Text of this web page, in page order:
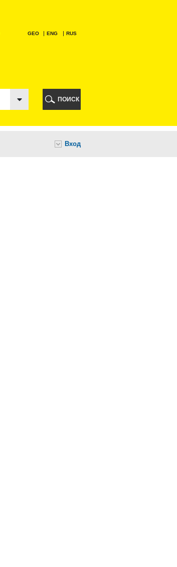
GEO ENG RUS
ПОИСК
Вход